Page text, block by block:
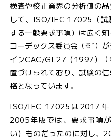
各検査のご依頼用紙
検
査
口
の
ご
案
検
検査や校正業界の分析値の
して、ISO/IEC 17025（試
する一般要求事項）は広く
コーデックス委員会 （※1）
インCAC/GL27（1997）
置づけられており、試験の
格となっています。
ISO/IEC 17025は2017年
2005年版では、要求事項
い）ものだったのに対し、